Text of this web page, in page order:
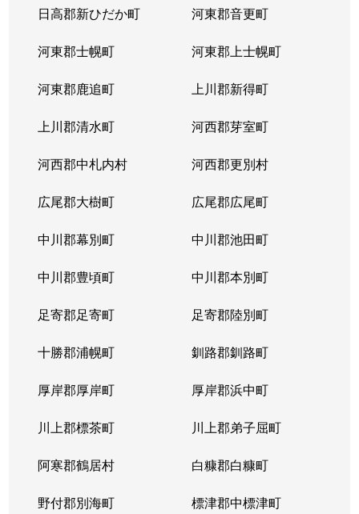
日高郡新ひだか町 河東郡音更町
河東郡士幌町 河東郡上士幌町
河東郡鹿追町 上川郡新得町
上川郡清水町 河西郡芽室町
河西郡中札内村 河西郡更別村
広尾郡大樹町 広尾郡広尾町
中川郡幕別町 中川郡池田町
中川郡豊頃町 中川郡本別町
足寄郡足寄町 足寄郡陸別町
十勝郡浦幌町 釧路郡釧路町
厚岸郡厚岸町 厚岸郡浜中町
川上郡標茶町 川上郡弟子屈町
阿寒郡鶴居村 白糠郡白糠町
野付郡別海町 標津郡中標津町